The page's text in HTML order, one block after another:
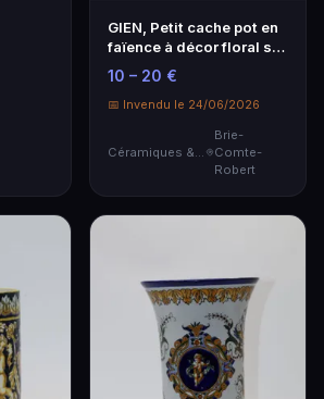
GIEN, Petit cache pot en
faïence à décor floral sur
fond bla…
10 – 20 €
📅 Invendu le 24/06/2026
Céramiques & Porcelaine
Brie-
Comte-
Robert